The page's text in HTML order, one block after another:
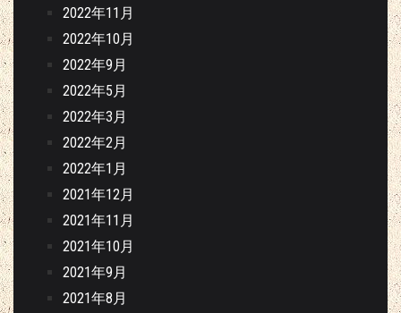
2022年11月
2022年10月
2022年9月
2022年5月
2022年3月
2022年2月
2022年1月
2021年12月
2021年11月
2021年10月
2021年9月
2021年8月